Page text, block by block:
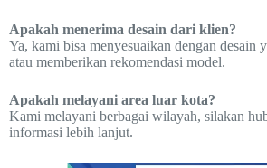
Apakah menerima desain dari klien?
Ya, kami bisa menyesuaikan dengan desain
atau memberikan rekomendasi model.
Apakah melayani area luar kota?
Kami melayani berbagai wilayah, silakan
informasi lebih lanjut.